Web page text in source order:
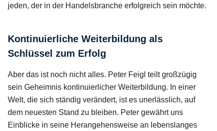
jeden, der in der Handelsbranche erfolgreich sein möchte.
Kontinuierliche Weiterbildung als
Schlüssel zum Erfolg
Aber das ist noch nicht alles. Peter Feigl teilt großzügig
sein Geheimnis kontinuierlicher Weiterbildung. In einer
Welt, die sich ständig verändert, ist es unerlässlich, auf
dem neuesten Stand zu bleiben. Peter gewährt uns
Einblicke in seine Herangehensweise an lebenslanges